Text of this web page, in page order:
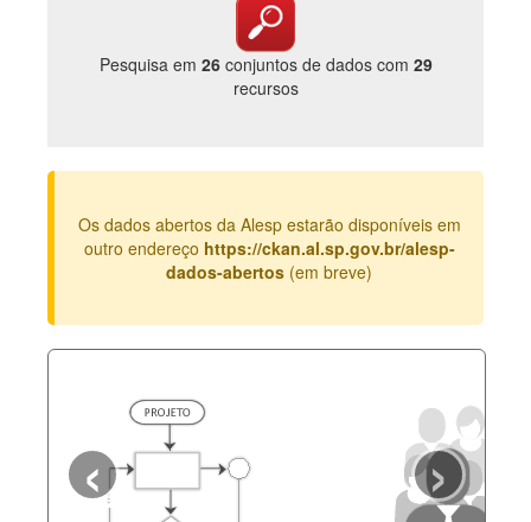
Catálogo de dados
Legislação
Perguntas frequentes
Pesquisa em 26conjuntos de dados com 29
recursos
Os dados abertos da Alesp estarão disponíveis em
outro endereço https://ckan.al.sp.gov.br/alesp-
dados-abertos (em breve)
‹ ›